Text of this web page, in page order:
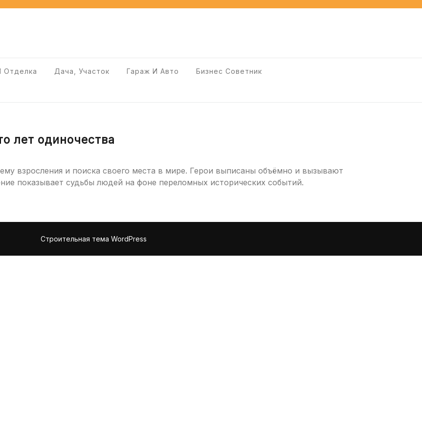
Отделка Дача, Участок Гараж И Авто Бизнес Советник
лет одиночества
взросления и поиска своего места в мире. Герои выписаны объёмно и вызывают
показывает судьбы людей на фоне переломных исторических событий.
Строительная тема WordPress